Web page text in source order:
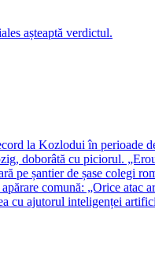
așteaptă verdictul.
la Kozlodui în perioade
doborâtă cu piciorul.
pe șantier de șase colegi
comună: „Orice atac
cu ajutorul inteligenței